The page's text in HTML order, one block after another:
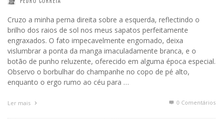
Cruzo a minha perna direita sobre a esquerda, reflectindo o
brilho dos raios de sol nos meus sapatos perfeitamente
engraxados. O fato impecavelmente engomado, deixa
vislumbrar a ponta da manga imaculadamente branca, e o
botão de punho reluzente, oferecido em alguma época especial.
Observo o borbulhar do champanhe no copo de pé alto,
enquanto o ergo rumo ao céu para …
Ler mais 0 Comentários